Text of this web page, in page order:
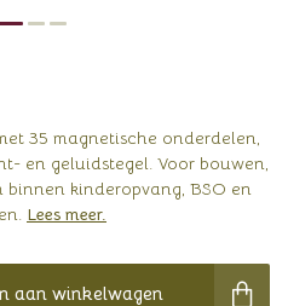
35 magnetische onderdelen,
en geluidstegel. Voor bouwen,
kinderopvang, BSO en
Lees meer.
aan winkelwagen